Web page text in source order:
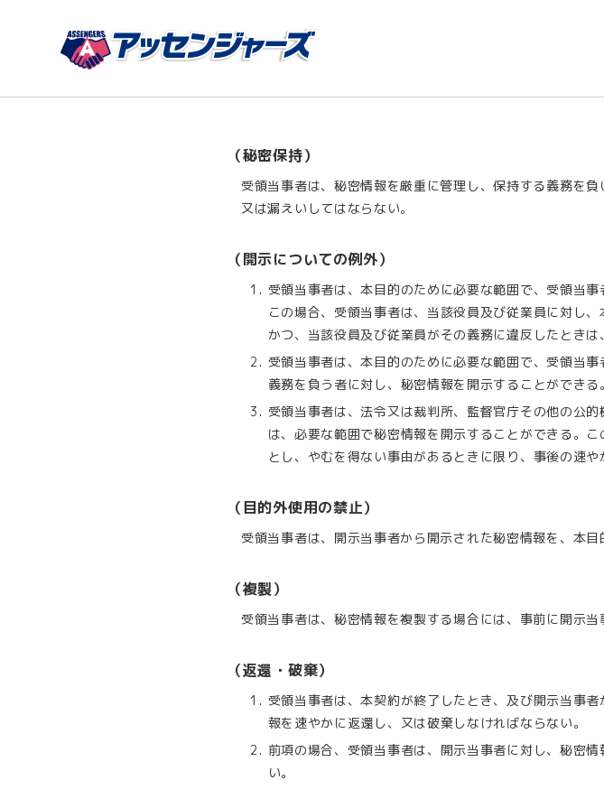
（秘密保持）
受領当事者は、秘密情報を厳重に管理し、保持する義務を
又は漏えいしてはならない。
（開示についての例外）
受領当事者は、本目的のために必要な範囲で、受領当
この場合、受領当事者は、当該役員及び従業員に対し
かつ、当該役員及び従業員がその義務に違反したとき
受領当事者は、本目的のために必要な範囲で、受領当
義務を負う者に対し、秘密情報を開示することができる。
受領当事者は、法令又は裁判所、監督官庁その他の公
は、必要な範囲で秘密情報を開示することができる。
とし、やむを得ない事由があるときに限り、事後の速や
（目的外使用の禁止）
受領当事者は、開示当事者から開示された秘密情報を、本目
（複製）
受領当事者は、秘密情報を複製する場合には、事前に開示
（返還・破棄）
受領当事者は、本契約が終了したとき、及び開示当事
報を速やかに返還し、又は破棄しなければならない。
前項の場合、受領当事者は、開示当事者に対し、秘密
い。